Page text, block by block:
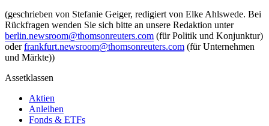
(geschrieben von Stefanie Geiger, redigiert von Elke Ahlswede. Bei
Rückfragen wenden Sie sich bitte an unsere Redaktion unter
berlin.newsroom@thomsonreuters.com (für Politik und Konjunktur)
oderfrankfurt.newsroom@thomsonreuters.com (für Unternehmen
und Märkte))
Assetklassen
Aktien
Anleihen
Fonds & ETFs